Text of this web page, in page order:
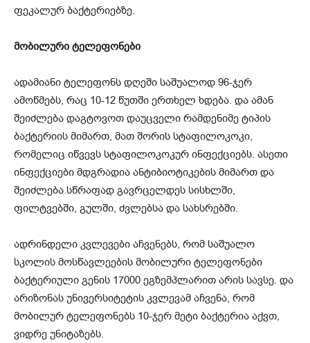
ფეკალურ ბაქტერიებზე.
მობილური ტელეფონები
ადამიანი ტელეფონს დღეში საშუალოდ 96-ჯერ
ამოწმებს, რაც 10-12 წუთში ერთხელ ხდება. და ამან
შეიძლება დაგტოვოთ დაუცველი რამდენიმე ტიპის
ბაქტერიის მიმართ, მათ შორის სტაფილოკოკი,
რომელიც იწვევს სტაფილოკოკურ ინფექციებს. ასეთი
ინფექციები მდგრადია ანტიბიოტიკების მიმართ და
შეიძლება სწრაფად გავრცელდეს სისხლში,
ფილტვებში, გულში, ძვლებსა და სახსრებში.
ადრინდელი კვლევები აჩვენებს, რომ საშუალო
სკოლის მოსწავლეების მობილური ტელეფონები
ბაქტერიული გენის 17000 ეგზემპლარით არის სავსე. და
არიზონას უნივერსიტეტის კვლევამ აჩვენა, რომ
მობილურ ტელეფონებს 10-ჯერ მეტი ბაქტერია აქვთ,
ვიდრე უნიტაზებს.